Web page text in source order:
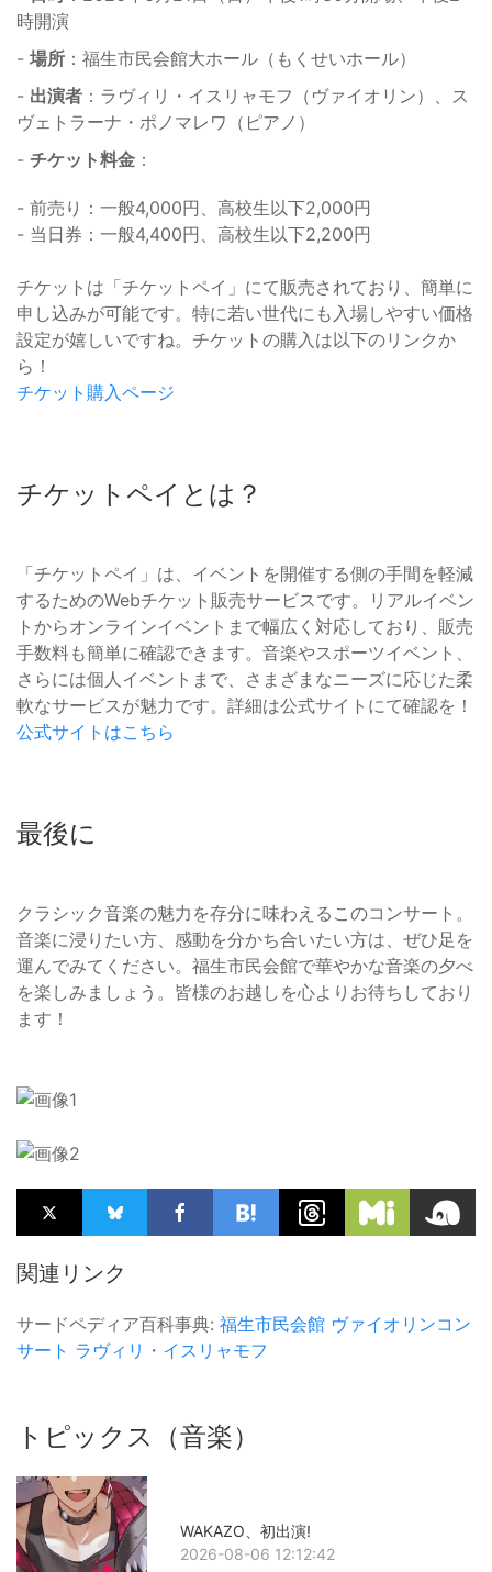
時開演
- 場所 ：福生市民会館大ホール（もくせいホール）
- 出演者 ：ラヴィリ・イスリャモフ（ヴァイオリン）、ス
ヴェトラーナ・ポノマレワ（ピアノ）
- チケット料金 ：
- 前売り：一般4,000円、高校生以下2,000円
- 当日券：一般4,400円、高校生以下2,200円
チケットは「チケットペイ」にて販売されており、簡単に
申し込みが可能です。特に若い世代にも入場しやすい価格
設定が嬉しいですね。チケットの購入は以下のリンクか
ら！
チケット購入ページ
チケットペイとは？
「チケットペイ」は、イベントを開催する側の手間を軽減
するためのWebチケット販売サービスです。リアルイベン
トからオンラインイベントまで幅広く対応しており、販売
手数料も簡単に確認できます。音楽やスポーツイベント、
さらには個人イベントまで、さまざまなニーズに応じた柔
軟なサービスが魅力です。詳細は公式サイトにて確認を！
公式サイトはこちら
最後に
クラシック音楽の魅力を存分に味わえるこのコンサート。
音楽に浸りたい方、感動を分かち合いたい方は、ぜひ足を
運んでみてください。福生市民会館で華やかな音楽の夕べ
を楽しみましょう。皆様のお越しを心よりお待ちしており
ます！
関連リンク
サードペディア百科事典: 福生市民会館 ヴァイオリンコン
サート ラヴィリ・イスリャモフ
トピックス（音楽）
WAKAZO、初出演!
2026-08-06 12:12:42